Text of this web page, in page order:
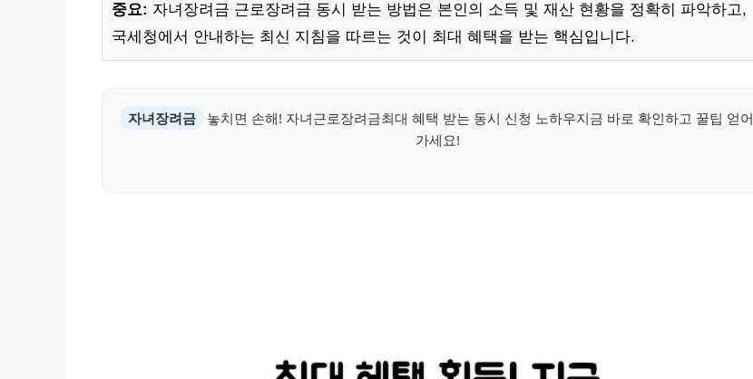
중요: 자녀장려금 근로장려금 동시 받는 방법은 본인의 소득 및 재산 현황을 정확히 파악하고,
국세청에서 안내하는 최신 지침을 따르는 것이 최대 혜택을 받는 핵심입니다.
자녀장려금
놓치면 손해! 자녀근로장려금최대 혜택 받는 동시 신청 노하우지금 바로 확인하고 꿀팁 얻어
가세요!